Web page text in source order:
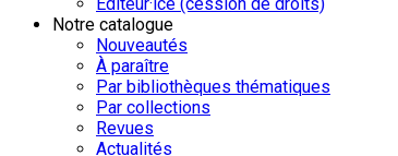
Notre catalogue
Nouveautés
À paraître
Par bibliothèques thématiques
Par collections
Revues
Actualités